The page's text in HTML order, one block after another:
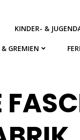
KINDER- &
& GREMIEN